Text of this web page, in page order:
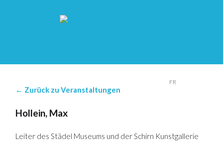
FR
← Zurück zu Veranstaltungen
Hollein, Max
Leiter des Städel Museums und der Schirn Kunstgallerie